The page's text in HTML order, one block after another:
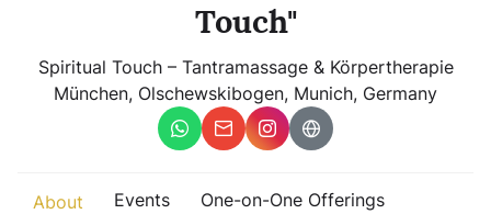
Find trending events
world wide
A global view of gatherings where connection, presence, and
growth are actively unfolding.
Touch"
Spiritual Touch – Tantramassage & Körpertherapie
München, Olschewskibogen, Munich, Germany
About Events One-on-One Offerings